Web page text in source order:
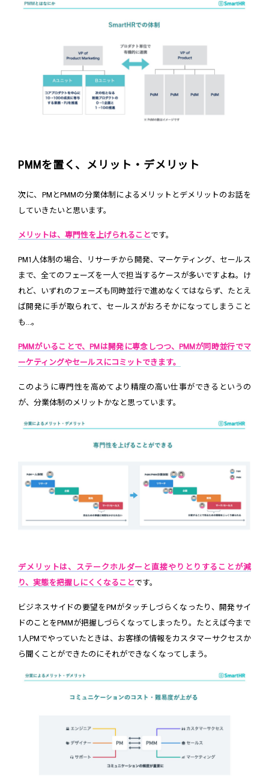
PMMを置く、メリット・デメリット
次に、PMとPMMの分業体制によるメリットとデメリットのお話を
していきたいと思います。
メリットは、専門性を上げられることです。
PM1人体制の場合、リサーチから開発、マーケティング、セールス
まで、全てのフェーズを一人で担当するケースが多いですよね。け
れど、いずれのフェーズも同時並行で進めなくてはならず、たとえ
ば開発に手が取られて、セールスがおろそかになってしまうこと
も...。
PMMがいることで、PMは開発に専念しつつ、PMMが同時並行でマ
ーケティングやセールスにコミットできます。
このように専門性を高めてより精度の高い仕事ができるというの
が、分業体制のメリットかなと思っています。
デメリットは、ステークホルダーと直接やりとりすることが減
り、実態を把握しにくくなることです。
ビジネスサイドの要望をPMがタッチしづらくなったり、開発サイ
ドのことをPMMが把握しづらくなってしまったり。たとえば今まで
1人PMでやっていたときは、お客様の情報をカスタマーサクセスか
ら聞くことができたのにそれができなくなってしまう。